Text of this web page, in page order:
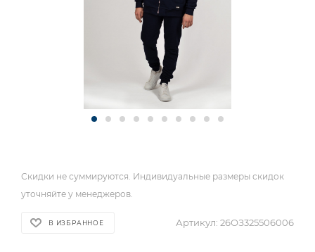
В ИЗБРАННОЕ Артикул: 26ОЗ325506006
Скидки не суммируются. Индивидуальные размеры скидок
уточняйте у менеджеров.